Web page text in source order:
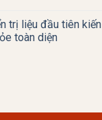
trị liệu đầu tiên
toàn diện